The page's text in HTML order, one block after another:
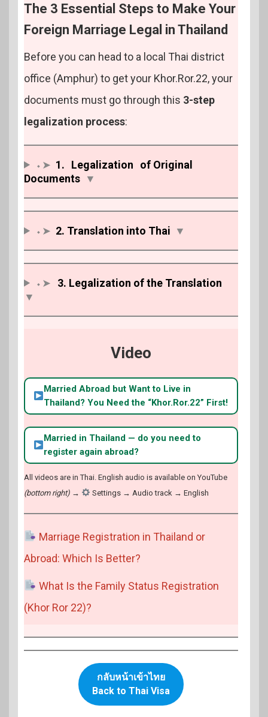
The 3 Essential Steps to Make Your
Foreign Marriage Legal in Thailand
Before you can head to a local Thai district
office (Amphur) to get your Khor.Ror.22, your
documents must go through this 3-step
legalization process:
⬩➤ 1. Legalization
of Original
Documents ▼
⬩➤ 2. Translation into Thai ▼
⬩➤
3. Legalization of the Translation
▼
Video
Married Abroad but Want to Live in
Thailand? You Need the “Khor.Ror.22” First!
Married in Thailand — do you need to
register again abroad?
All videos are in Thai. English audio is available on YouTube
(bottom right) → Settings → Audio track → English
Marriage Registration in Thailand or
Abroad: Which Is Better?
What Is the Family Status Registration
(Khor Ror 22)?
กลับหน้าเข้าไทย
Back to Thai Visa